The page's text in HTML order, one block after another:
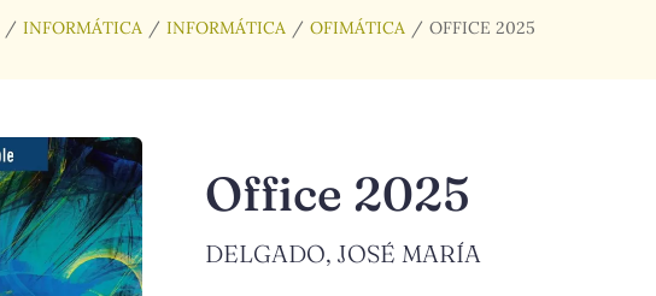
INFORMÁTICA INFORMÁTICA OFIMÁTICA OFFICE 2025
Office 2025
DELGADO, JOSÉ MARÍA